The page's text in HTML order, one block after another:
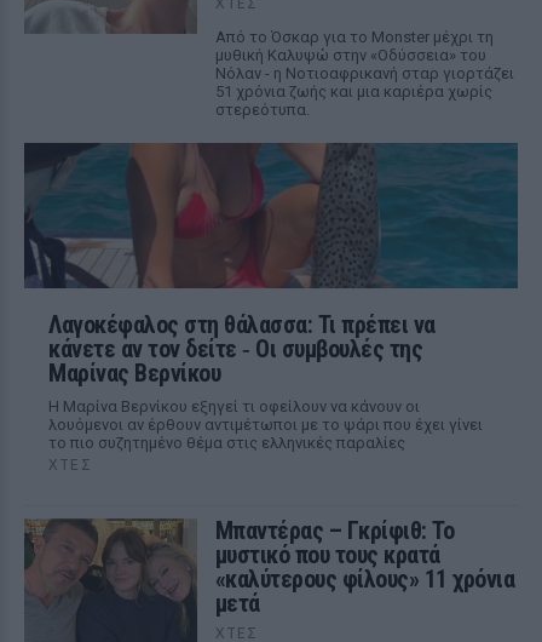
Από το Όσκαρ για το Monster μέχρι τη
μυθική Καλυψώ στην «Οδύσσεια» του
Νόλαν - η Νοτιοαφρικανή σταρ γιορτάζει
51 χρόνια ζωής και μια καριέρα χωρίς
στερεότυπα.
Λαγοκέφαλος στη θάλασσα: Τι πρέπει να
κάνετε αν τον δείτε ‑ Οι συμβουλές της
Μαρίνας Βερνίκου
Η Μαρίνα Βερνίκου εξηγεί τι οφείλουν να κάνουν οι
λουόμενοι αν έρθουν αντιμέτωποι με το ψάρι που έχει γίνει
το πιο συζητημένο θέμα στις ελληνικές παραλίες
ΧΤΕΣ
Μπαντέρας – Γκρίφιθ: Το
μυστικό που τους κρατά
«καλύτερους φίλους» 11 χρόνια
μετά
ΧΤΕΣ